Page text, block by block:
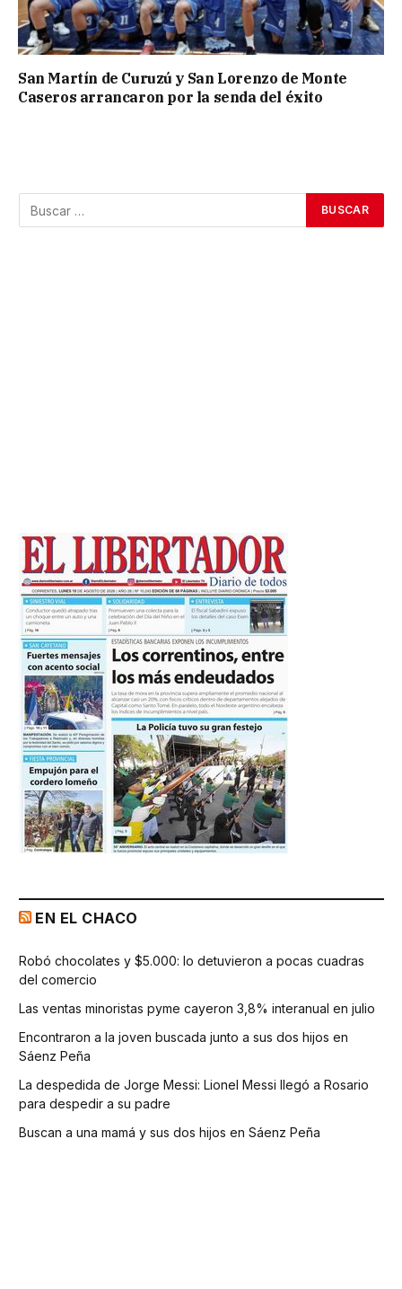
San Martín de Curuzú y San Lorenzo de Monte
Caseros arrancaron por la senda del éxito
EN EL CHACO
Robó chocolates y $5.000: lo detuvieron a pocas cuadras
del comercio
Las ventas minoristas pyme cayeron 3,8% interanual en julio
Encontraron a la joven buscada junto a sus dos hijos en
Sáenz Peña
La despedida de Jorge Messi: Lionel Messi llegó a Rosario
para despedir a su padre
Buscan a una mamá y sus dos hijos en Sáenz Peña